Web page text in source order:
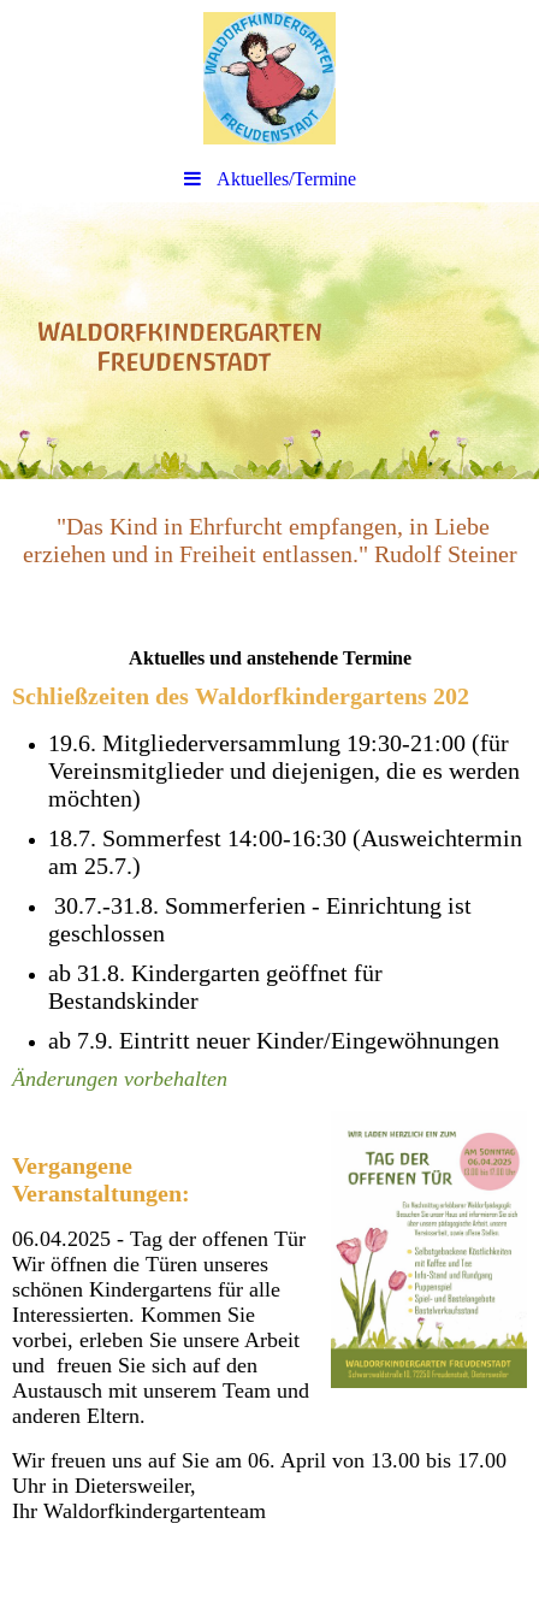
Aktuelles/Termine
"Das Kind in Ehrfurcht empfangen, in Liebe
erziehen und in Freiheit entlassen." Rudolf Steiner
Aktuelles und anstehende Termine
Schließzeiten des Waldorfkindergartens 202
19.6. Mitgliederversammlung 19:30-21:00 (für
Vereinsmitglieder und diejenigen, die es werden
möchten)
18.7. Sommerfest 14:00-16:30 (Ausweichtermin
am 25.7.)
30.7.-31.8. Sommerferien - Einrichtung ist
geschlossen
ab 31.8. Kindergarten geöffnet für
Bestandskinder
ab 7.9. Eintritt neuer Kinder/Eingewöhnungen
Änderungen vorbehalten
Vergangene
Veranstaltungen:
06.04.2025 - Tag der offenen Tür
Wir öffnen die Türen unseres
schönen Kindergartens für alle
Interessierten. Kommen Sie
vorbei, erleben Sie unsere Arbeit
und freuen Sie sich auf den
Austausch mit unserem Team und
anderen Eltern.
Wir freuen uns auf Sie am 06. April von 13.00 bis 17.00
Uhr in Dietersweiler,
Ihr Waldorfkindergartenteam